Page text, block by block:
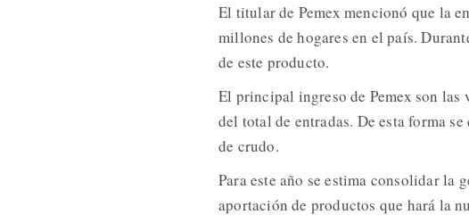
El titular de Pemex mencionó que la
millones de hogares en el país.
de este producto.
El principal ingreso de Pemex son
del total de entradas. De esta forma
de crudo.
Para este año se estima consolidar la
aportación de productos que hará la